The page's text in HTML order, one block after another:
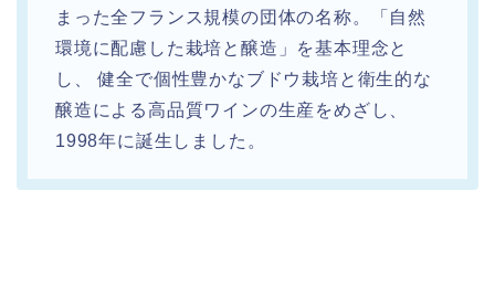
まった全フランス規模の団体の名称。「自然
環境に配慮した栽培と醸造」を基本理念と
し、 健全で個性豊かなブドウ栽培と衛生的な
醸造による高品質ワインの生産をめざし、
1998年に誕生しました。